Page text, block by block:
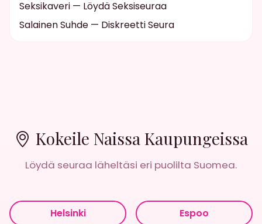
Seksikaveri — Löydä Seksiseuraa
Salainen Suhde — Diskreetti Seura
Kokeile Naissa Kaupungeissa
Löydä seuraa läheltäsi eri puolilta Suomea.
Helsinki Espoo